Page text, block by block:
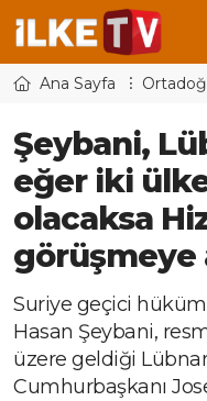
Ana Sayfa
Şeybani,
eğer iki
olacaksa
görüşmeye
Suriye geçici
Hasan Şeybani,
üzere geldiği
Cumhurbaşkanı